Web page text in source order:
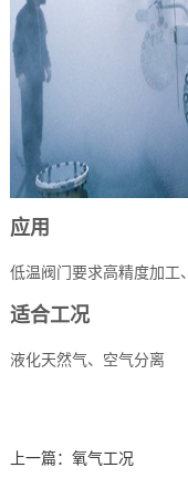
应用
低温阀门要求高精度加工
适合工况
液化天然气、空气分离
上一篇： 氧气工况